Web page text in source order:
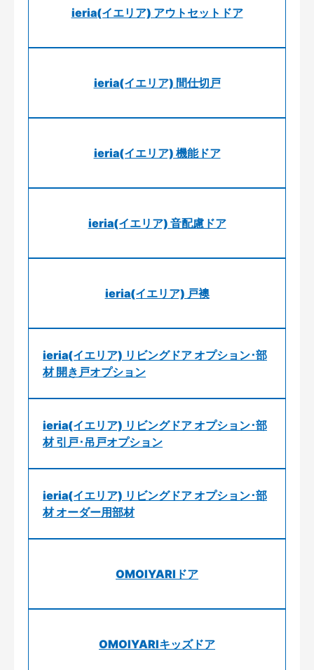
ieria(イエリア) アウトセットドア
ieria(イエリア) 間仕切戸
ieria(イエリア) 機能ドア
ieria(イエリア) 音配慮ドア
ieria(イエリア) 戸襖
ieria(イエリア) リビングドア オプション･部
材 開き戸オプション
ieria(イエリア) リビングドア オプション･部
材 引戸･吊戸オプション
ieria(イエリア) リビングドア オプション･部
材 オーダー用部材
OMOIYARIドア
OMOIYARIキッズドア